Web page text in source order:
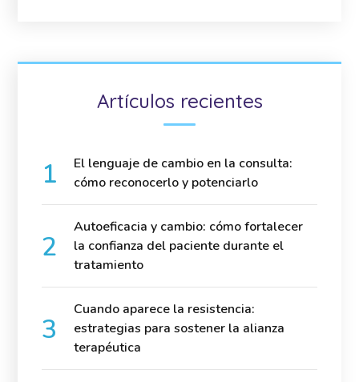
Artículos recientes
El lenguaje de cambio en la consulta:
cómo reconocerlo y potenciarlo
Autoeficacia y cambio: cómo fortalecer
la confianza del paciente durante el
tratamiento
Cuando aparece la resistencia:
estrategias para sostener la alianza
terapéutica